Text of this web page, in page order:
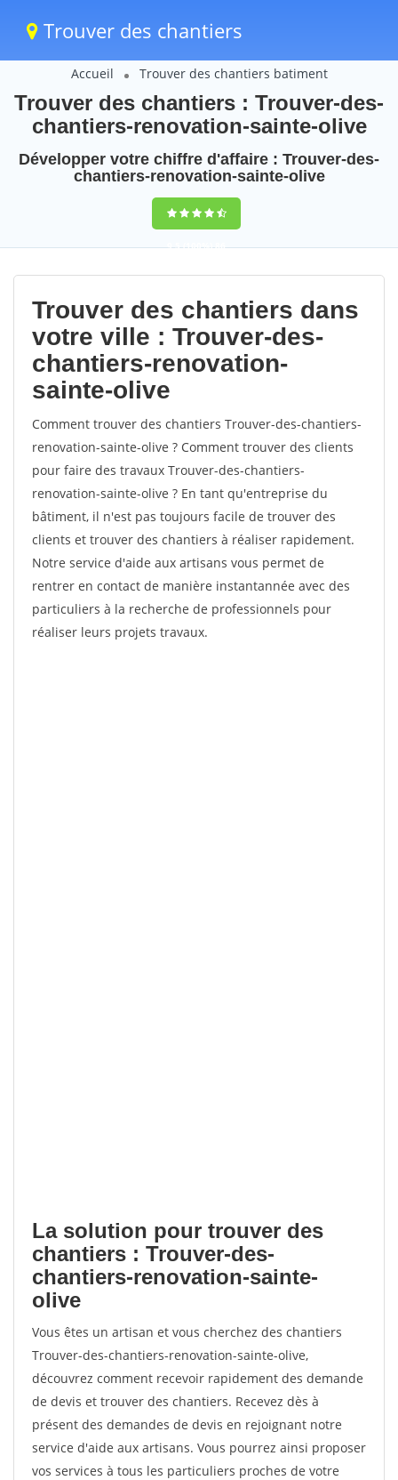
Trouver des chantiers
Accueil Trouver des chantiers batiment
Trouver des chantiers : Trouver-des-
chantiers-renovation-sainte-olive
Développer votre chiffre d'affaire : Trouver-des-
chantiers-renovation-sainte-olive
9,5(100%)86
votes
Trouver des chantiers dans
votre ville : Trouver-des-
chantiers-renovation-
sainte-olive
Comment trouver des chantiers Trouver-des-chantiers-
renovation-sainte-olive ? Comment trouver des clients
pour faire des travaux Trouver-des-chantiers-
renovation-sainte-olive ? En tant qu'entreprise du
bâtiment, il n'est pas toujours facile de trouver des
clients et trouver des chantiers à réaliser rapidement.
Notre service d'aide aux artisans vous permet de
rentrer en contact de manière instantannée avec des
particuliers à la recherche de professionnels pour
réaliser leurs projets travaux.
La solution pour trouver des
chantiers : Trouver-des-
chantiers-renovation-sainte-
olive
Vous êtes un artisan et vous cherchez des chantiers
Trouver-des-chantiers-renovation-sainte-olive,
découvrez comment recevoir rapidement des demande
de devis et trouver des chantiers. Recevez dès à
présent des demandes de devis en rejoignant notre
service d'aide aux artisans. Vous pourrez ainsi proposer
vos services à tous les particuliers proches de votre